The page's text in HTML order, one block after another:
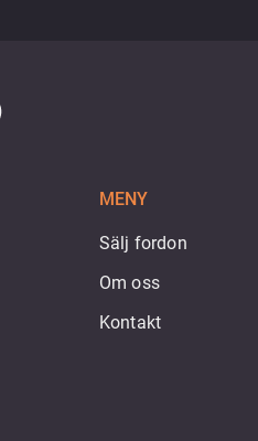
MENY
Sälj fordon
Om oss
Kontakt